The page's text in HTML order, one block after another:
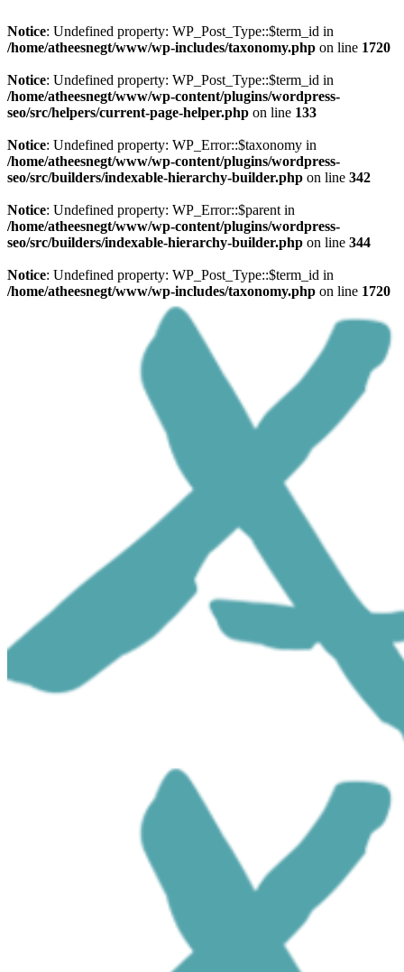
Notice: Undefined property: WP_Post_Type::$term_id in
/home/atheesnegt/www/wp-includes/taxonomy.php on line 1720
Notice: Undefined property: WP_Post_Type::$term_id in
/home/atheesnegt/www/wp-content/plugins/wordpress-
seo/src/helpers/current-page-helper.php on line 133
Notice: Undefined property: WP_Error::$taxonomy in
/home/atheesnegt/www/wp-content/plugins/wordpress-
seo/src/builders/indexable-hierarchy-builder.php on line 342
Notice: Undefined property: WP_Error::$parent in
/home/atheesnegt/www/wp-content/plugins/wordpress-
seo/src/builders/indexable-hierarchy-builder.php on line 344
Notice: Undefined property: WP_Post_Type::$term_id in
/home/atheesnegt/www/wp-includes/taxonomy.php on line 1720